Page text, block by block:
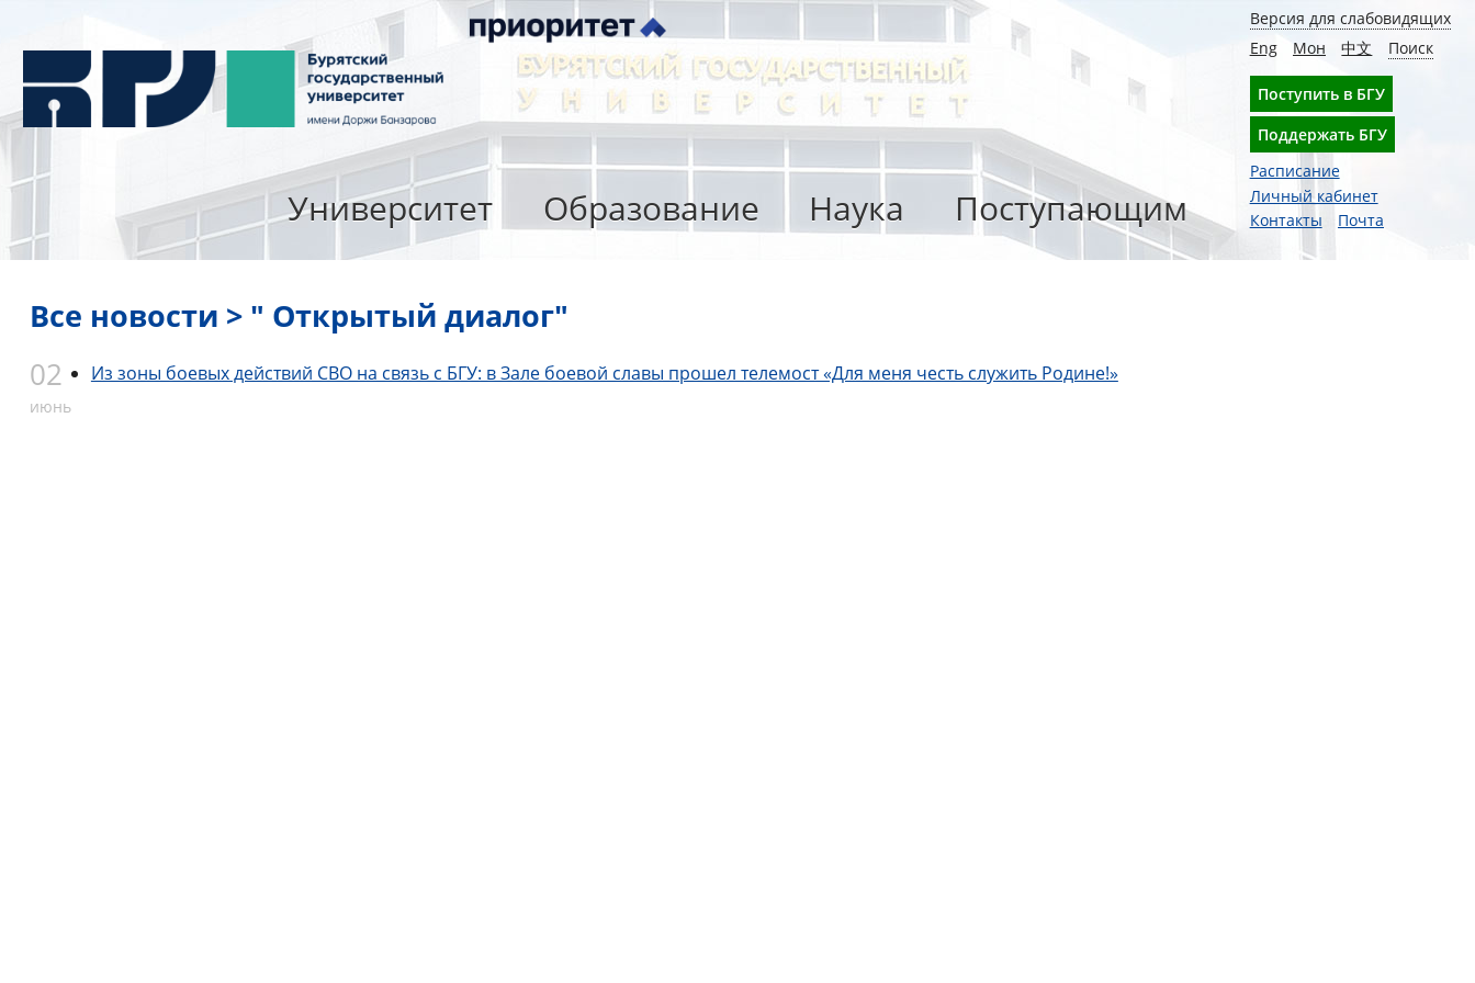
Версия для слабовидящих
Eng
Мон 中文 Поиск
Поступить в БГУ
Поддержать БГУ
Расписание
Личный кабинет
Контакты
Почта
Университет Образование Наука Поступающим
Все новости > " Открытый диалог"
02
июнь
Из зоны боевых действий СВО на связь с БГУ: в Зале боевой славы прошел телемост «Для меня честь служить Родине!»